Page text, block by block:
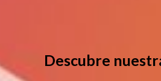
Descubre